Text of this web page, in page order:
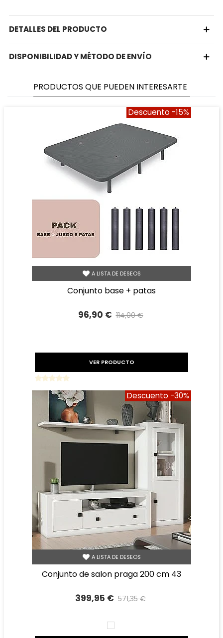
DETALLES DEL PRODUCTO
DISPONIBILIDAD Y MÉTODO DE ENVÍO
PRODUCTOS QUE PUEDEN INTERESARTE
Descuento -15%
A LISTA DE DESEOS
conjunto base + patas
96,90 € 114,00 €
VER PRODUCTO
Descuento -30%
A LISTA DE DESEOS
conjunto de salon praga 200 cm 43
399,95 € 571,35 €
BLANCO